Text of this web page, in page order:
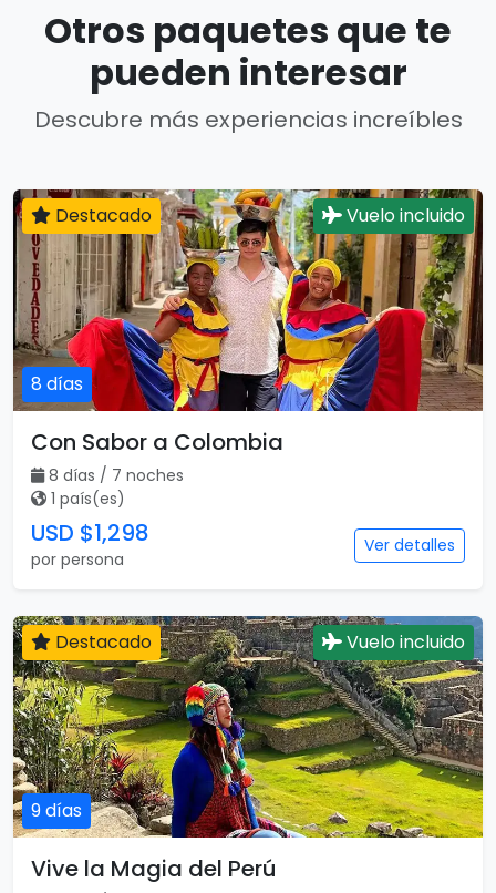
Otros paquetes que te
pueden interesar
Descubre más experiencias increíbles
8 días
Destacado Vuelo incluido
Con Sabor a Colombia
8 días / 7 noches
1 país(es)
USD $1,298
por persona
Ver detalles
9 días
Destacado Vuelo incluido
Vive la Magia del Perú